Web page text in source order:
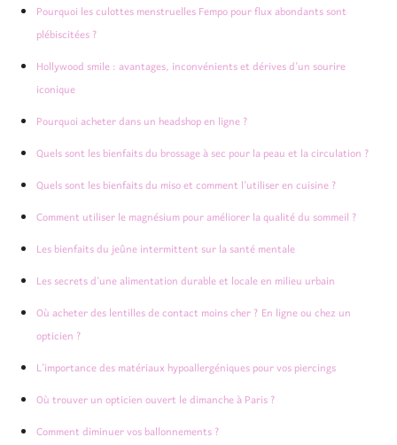
Pourquoi les culottes menstruelles Fempo pour flux abondants sont
plébiscitées ?
Hollywood smile : avantages, inconvénients et dérives d’un sourire
iconique
Pourquoi acheter dans un headshop en ligne ?
Quels sont les bienfaits du brossage à sec pour la peau et la circulation ?
Quels sont les bienfaits du miso et comment l’utiliser en cuisine ?
Comment utiliser le magnésium pour améliorer la qualité du sommeil ?
Les bienfaits du jeûne intermittent sur la santé mentale
Les secrets d’une alimentation durable et locale en milieu urbain
Où acheter des lentilles de contact moins cher ? En ligne ou chez un
opticien ?
L’importance des matériaux hypoallergéniques pour vos piercings
Où trouver un opticien ouvert le dimanche à Paris ?
Comment diminuer vos ballonnements ?